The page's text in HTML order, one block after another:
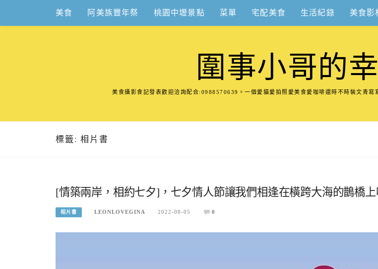
content
美食 阿美族豐年祭 桃園中壢景點 菜單 宅配美食 生活紀錄 美食影
圍事小哥的
美食攝影食記發表歡迎洽詢配合:0988570639。一個愛貓愛拍照愛美食愛咖啡還時不時裝文青寫
標籤: 相片書
[情築兩岸，相約七夕]，七夕情人節讓我們相逢在橫跨大海的鵲橋上
相片書 LEONLOVEGINA 2022-08-05 0